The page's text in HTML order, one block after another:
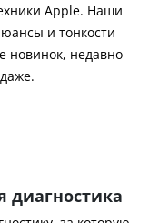
Apple. Наши
и тонкости
новинок, недавно
диагностика